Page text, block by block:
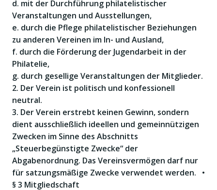
d. mit der Durchführung philatelistischer
Veranstaltungen und Ausstellungen,
e. durch die Pflege philatelistischer Beziehungen
zu anderen Vereinen im In- und Ausland,
f. durch die Förderung der Jugendarbeit in der
Philatelie,
g. durch gesellige Veranstaltungen der Mitglieder.
2. Der Verein ist politisch und konfessionell
neutral.
3. Der Verein erstrebt keinen Gewinn, sondern
dient ausschließlich ideellen und gemeinnützigen
Zwecken im Sinne des Abschnitts
„Steuerbegünstigte Zwecke“ der
Abgabenordnung. Das Vereinsvermögen darf nur
für satzungsmäßige Zwecke verwendet werden. •
§ 3 Mitgliedschaft